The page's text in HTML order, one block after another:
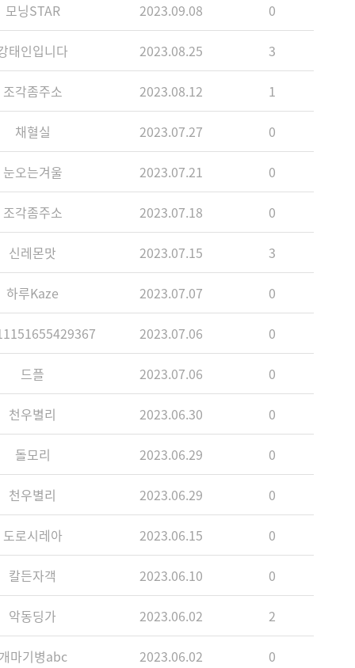
모닝STAR 2023.09.08 0
태인입니다 2023.08.25 3
조각좀주소 2023.08.12 1
채혈실 2023.07.27 0
눈오는겨울 2023.07.21 0
조각좀주소 2023.07.18 0
신레몬맛 2023.07.15 3
하루Kaze 2023.07.07 0
2023.07.06 0
드플 2023.07.06 0
천우별리 2023.06.30 0
돌모리 2023.06.29 0
천우별리 2023.06.29 0
도로시레아 2023.06.15 0
칼든자객 2023.06.10 0
악동딩가 2023.06.02 2
마기병abc 2023.06.02 0